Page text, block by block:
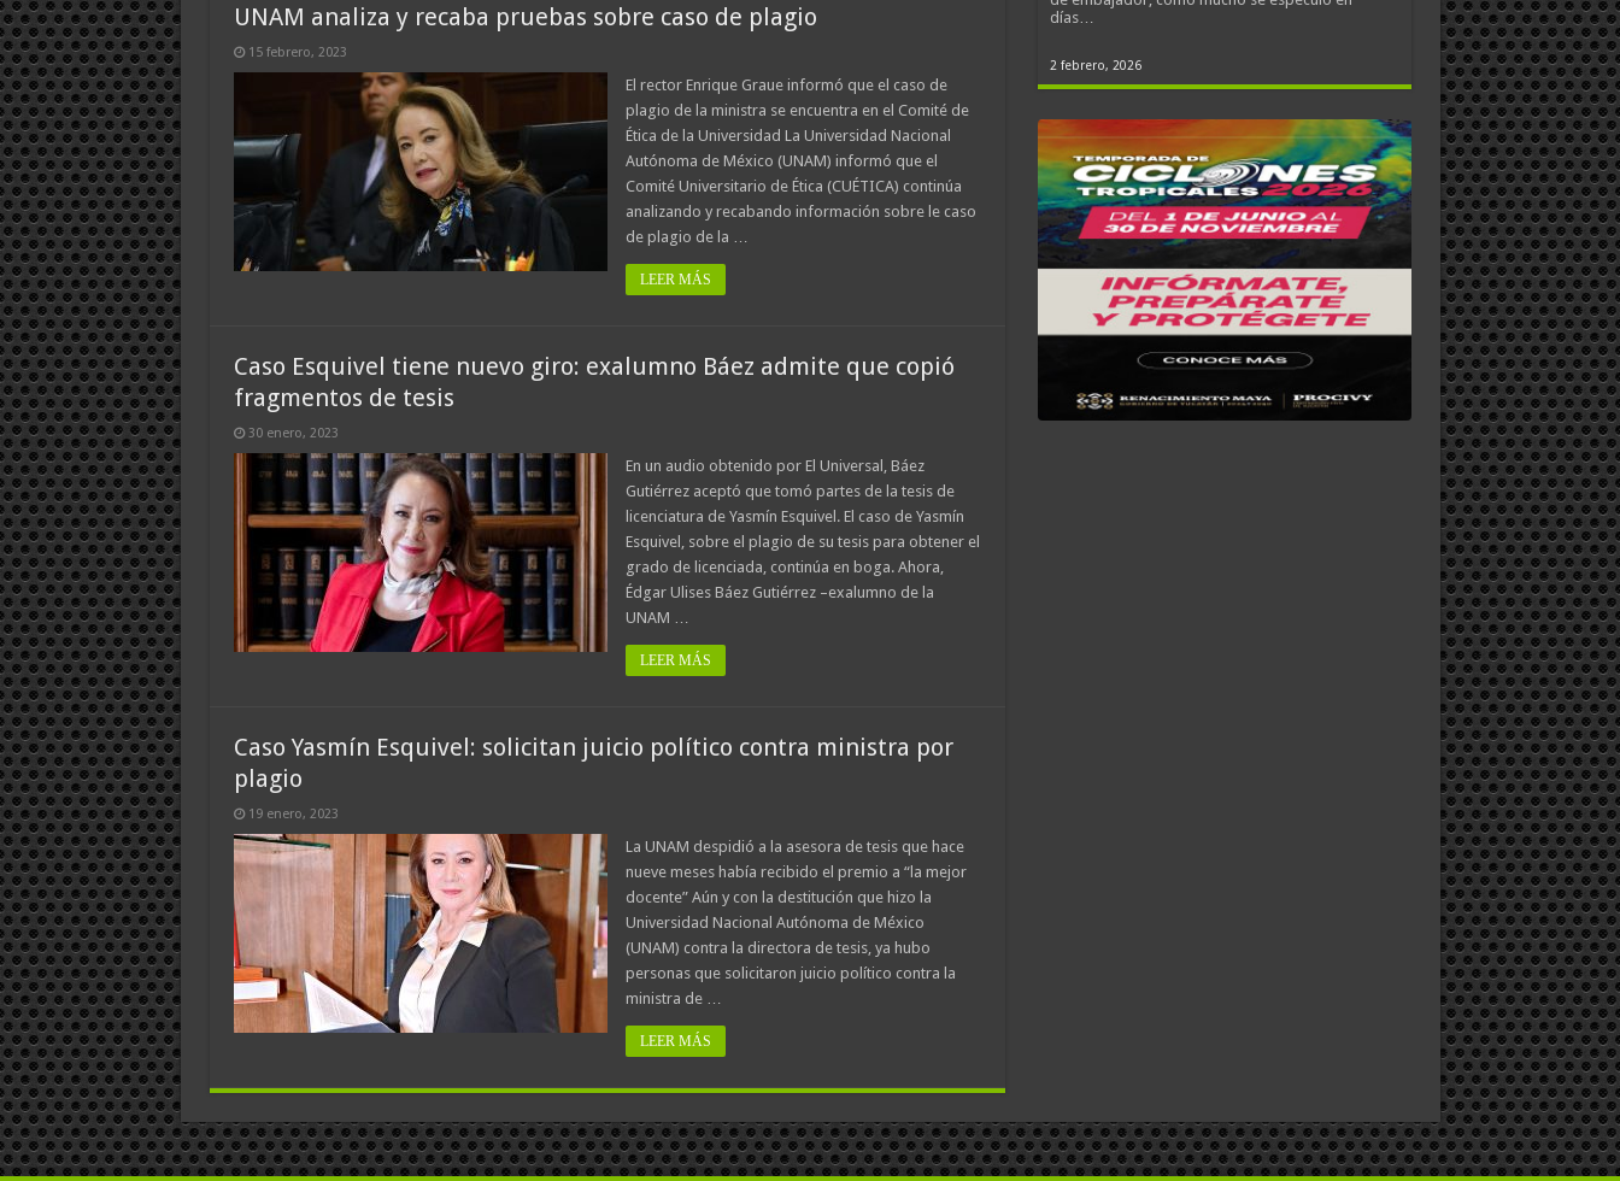
UNAM analiza y recaba pruebas sobre caso de plagio
15 febrero, 2023
El rector Enrique Graue informó que el caso de
plagio de la ministra se encuentra en el Comité de
Ética de la Universidad La Universidad Nacional
Autónoma de México (UNAM) informó que el
Comité Universitario de Ética (CUÉTICA) continúa
analizando y recabando información sobre le caso
de plagio de la …
LEER MÁS
Caso Esquivel tiene nuevo giro: exalumno Báez admite que copió
fragmentos de tesis
30 enero, 2023
En un audio obtenido por El Universal, Báez
Gutiérrez aceptó que tomó partes de la tesis de
licenciatura de Yasmín Esquivel. El caso de Yasmín
Esquivel, sobre el plagio de su tesis para obtener el
grado de licenciada, continúa en boga. Ahora,
Édgar Ulises Báez Gutiérrez –exalumno de la
UNAM …
LEER MÁS
Caso Yasmín Esquivel: solicitan juicio político contra ministra por
plagio
19 enero, 2023
La UNAM despidió a la asesora de tesis que hace
nueve meses había recibido el premio a “la mejor
docente” Aún y con la destitución que hizo la
Universidad Nacional Autónoma de México
(UNAM) contra la directora de tesis, ya hubo
personas que solicitaron juicio político contra la
ministra de …
LEER MÁS
días…
2 febrero, 2026